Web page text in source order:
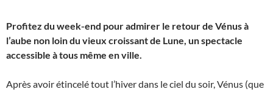
Profitez du week-end pour admirer le retour de Vénus à
l’aube non loin du vieux croissant de Lune, un spectacle
accessible à tous même en ville.
Après avoir étincelé tout l’hiver dans le ciel du soir, Vénus (que